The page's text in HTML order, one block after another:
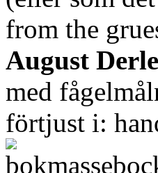
from the
August
med
förtjust i: